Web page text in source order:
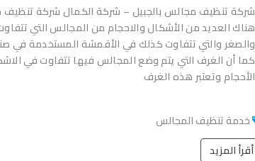
شركة تنظيف مجالس بالجبيل – شركة الكمال شركة تنظيف
هناك العديد من الأشكال والاحجام من المجالس التي
والصغر والتي تتفاوت كذلك في الأقمشة المستخدمة في
كما أن الغرف التي يتم وضع المجالس فيها تتفاوت في
الأحجام وتعتبر هذه الغرف
خدمة تنظيف المجالس
أقرأ المزيد